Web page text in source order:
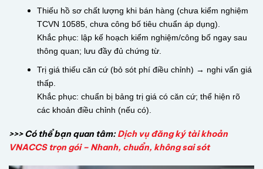
Thiếu hồ sơ chất lượng khi bán hàng (chưa kiểm nghiệm
TCVN 10585, chưa công bố tiêu chuẩn áp dụng).
Khắc phục: lập kế hoạch kiểm nghiệm/công bố ngay sau
thông quan; lưu đầy đủ chứng từ.
Trị giá thiếu căn cứ (bỏ sót phí điều chỉnh) → nghi vấn giá
thấp.
Khắc phục: chuẩn bị bảng trị giá có căn cứ; thể hiện rõ
các khoản điều chỉnh (nếu có).
>>> Có thể bạn quan tâm:Dịch vụ đăng ký tài khoản
VNACCS trọn gói – Nhanh, chuẩn, không sai sót